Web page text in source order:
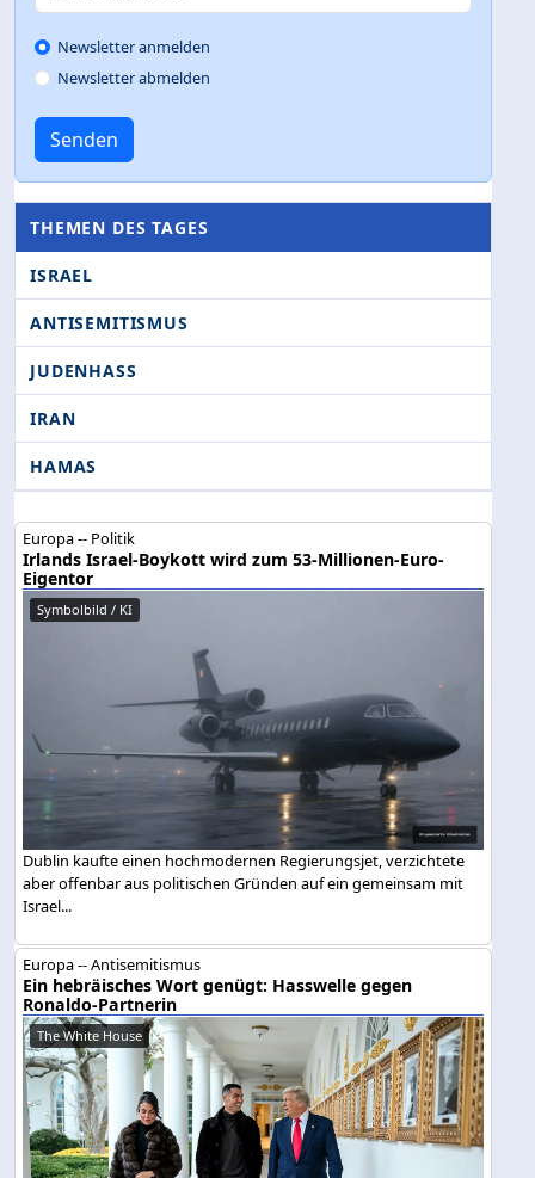
Newsletter anmelden
Newsletter abmelden
Senden
THEMEN DES TAGES
ISRAEL
ANTISEMITISMUS
JUDENHASS
IRAN
HAMAS
Europa -- Politik
Irlands Israel-Boykott wird zum 53-Millionen-Euro-
Eigentor
Symbolbild / KI
Dublin kaufte einen hochmodernen Regierungsjet, verzichtete
aber offenbar aus politischen Gründen auf ein gemeinsam mit
Israel...
Europa -- Antisemitismus
Ein hebräisches Wort genügt: Hasswelle gegen
Ronaldo-Partnerin
The White House